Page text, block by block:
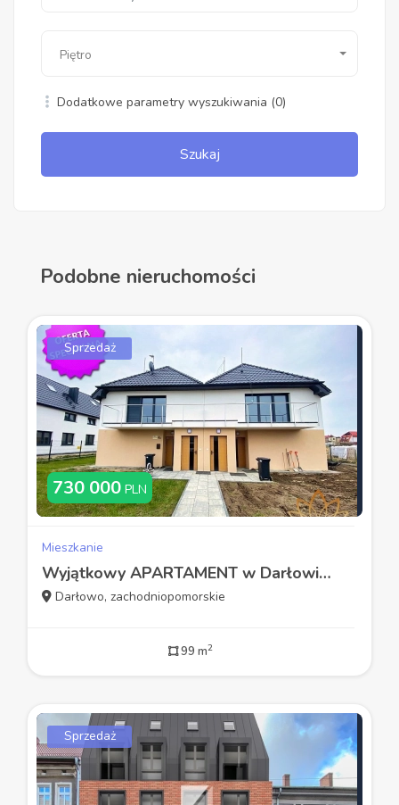
Piętro
Dodatkowe parametry wyszukiwania (0)
Szukaj
Podobne nieruchomości
Sprzedaż
730 000 PLN
Mieszkanie
Wyjątkowy APARTAMENT w Darłowie podzielony na dwa
Darłowo, zachodniopomorskie
99 m2
Sprzedaż